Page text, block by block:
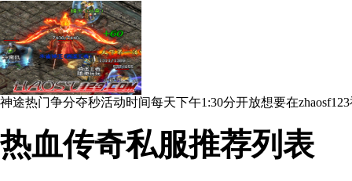
神途热门争分夺秒活动时间每天下午1:30分开放想要在
热血传奇私服推荐列表